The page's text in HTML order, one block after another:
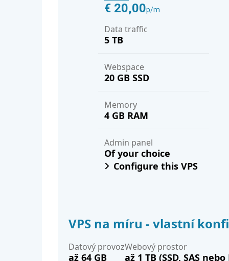
€ 20,00p/m
Data traffic
5 TB
Webspace
20 GB SSD
Memory
4 GB RAM
Admin panel
Of your choice
Configure this VPS
VPS na míru - vlastní
Datový provoz
až 64 GB
Webový prostor
až 1 TB (SSD, SAS